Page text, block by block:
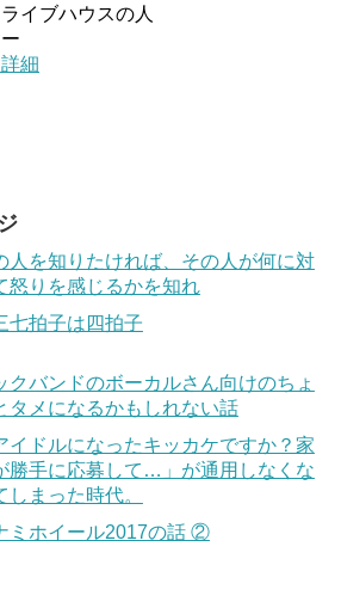
イブハウスの人
細
人を知りたければ、その人が何に対
怒りを感じるかを知れ
七拍子は四拍子
クバンドのボーカルさん向けのちょ
タメになるかもしれない話
イドルになったキッカケですか？家
勝手に応募して…」が通用しなくな
しまった時代。
ミホイール2017の話 ②